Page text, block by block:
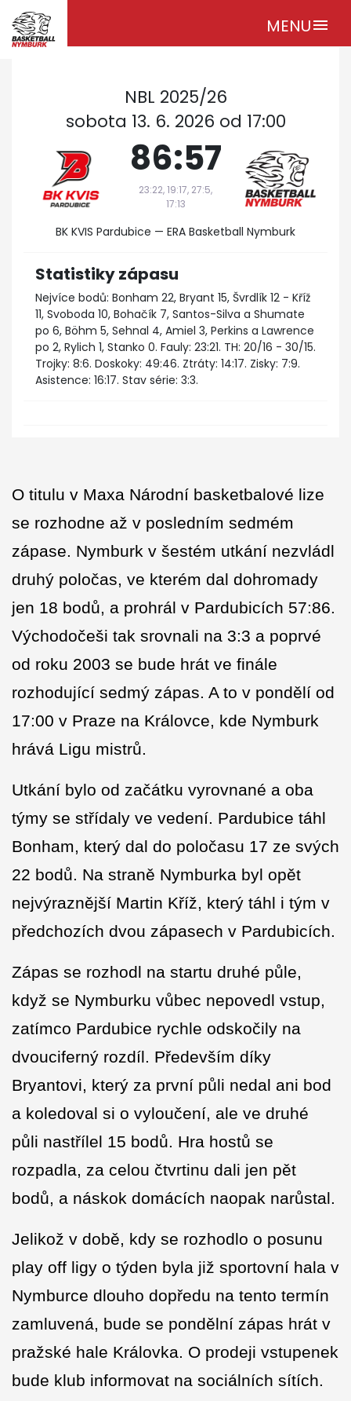
MENUmenu
NBL 2025/26
sobota 13. 6. 2026 od 17:00
86:57
23:22, 19:17, 27:5,
17:13
BK KVIS Pardubice — ERA Basketball Nymburk
Statistiky zápasu
Nejvíce bodů: Bonham 22, Bryant 15, Švrdlík 12 - Kříž
11, Svoboda 10, Bohačík 7, Santos-Silva a Shumate
po 6, Böhm 5, Sehnal 4, Amiel 3, Perkins a Lawrence
po 2, Rylich 1, Stanko 0. Fauly: 23:21. TH: 20/16 - 30/15.
Trojky: 8:6. Doskoky: 49:46. Ztráty: 14:17. Zisky: 7:9.
Asistence: 16:17. Stav série: 3:3.
O titulu v Maxa Národní basketbalové lize
se rozhodne až v posledním sedmém
zápase. Nymburk v šestém utkání nezvládl
druhý poločas, ve kterém dal dohromady
jen 18 bodů, a prohrál v Pardubicích 57:86.
Východočeši tak srovnali na 3:3 a poprvé
od roku 2003 se bude hrát ve finále
rozhodující sedmý zápas. A to v pondělí od
17:00 v Praze na Královce, kde Nymburk
hrává Ligu mistrů.
Utkání bylo od začátku vyrovnané a oba
týmy se střídaly ve vedení. Pardubice táhl
Bonham, který dal do poločasu 17 ze svých
22 bodů. Na straně Nymburka byl opět
nejvýraznější Martin Kříž, který táhl i tým v
předchozích dvou zápasech v Pardubicích.
Zápas se rozhodl na startu druhé půle,
když se Nymburku vůbec nepovedl vstup,
zatímco Pardubice rychle odskočily na
dvouciferný rozdíl. Především díky
Bryantovi, který za první půli nedal ani bod
a koledoval si o vyloučení, ale ve druhé
půli nastřílel 15 bodů. Hra hostů se
rozpadla, za celou čtvrtinu dali jen pět
bodů, a náskok domácích naopak narůstal.
Jelikož v době, kdy se rozhodlo o posunu
play off ligy o týden byla již sportovní hala v
Nymburce dlouho dopředu na tento termín
zamluvená, bude se pondělní zápas hrát v
pražské hale Královka. O prodeji vstupenek
bude klub informovat na sociálních sítích.